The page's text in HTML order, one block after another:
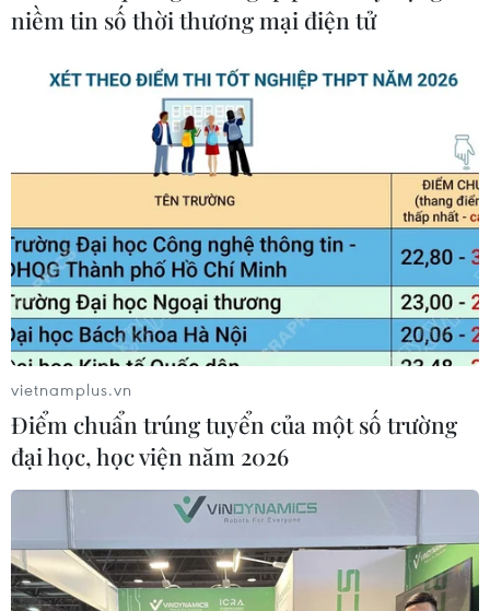
Đề nghị Bộ Giao thông ‘rót tiền’ để xử lý
khẩn cấp sạt lở Quốc lộ 91
Quốc lộ 91 tại An Giang đã ngăn được sạt lở. Tuy nhiên,
nhà thầu ứng vốn trước để thi công và việc bố trí ngân
sách hoàn trả cho nhà thầu hiện nay tỉnh không thể cân
đối.
niềm tin số thời thương mại điện tử
vietnamplus.vn
Điểm chuẩn trúng tuyển của một số trường
đại học, học viện năm 2026